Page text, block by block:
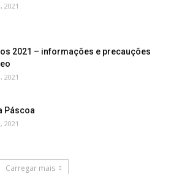
2021
2021 – informações e precauções
2021
Páscoa
2021
Carregar mais